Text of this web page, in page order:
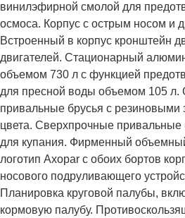
винилэфирной смолой для
осмоса. Корпус с острым носом и
Встроенный в корпус кронштейн
двигателей. Стационарный
объемом 730 л с функцией
для пресной воды объемом 105 л.
привальные брусья с резиновыми
цвета. Сверхпрочные привальные
для купания. Фирменный
логотип Axopar с обоих бортов
носового подруливающего
Планировка круговой палубы,
кормовую палубу.